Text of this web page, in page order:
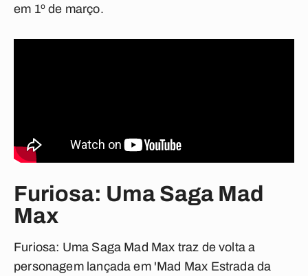
em 1º de março.
Furiosa: Uma Saga Mad
Max
Furiosa: Uma Saga Mad Max traz de volta a
personagem lançada em 'Mad Max Estrada da